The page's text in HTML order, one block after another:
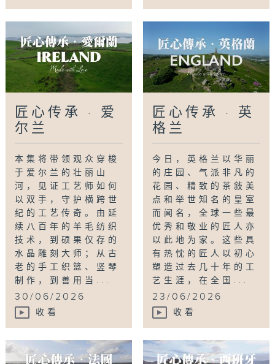
匠心传承 · 爱
尔兰
本集将带领观众穿梭
于爱尔兰的壮丽山
河，见证工艺师如何
以双手，守护横跨世
纪的工艺传奇。由延
续八百年的羊毛纺织
技术，到硕果仅存的
水晶雕刻大师；从古
老的手工织篮、竖琴
制作，到善用当...
30/06/2026
收看
匠心传承 · 英
格兰
今日，英格兰以华丽
的庄园、气派非凡的
花园、精致的茶敍美
点和举世知名的皇室
而闻名，全球一些最
优秀和敬业的匠人亦
以此地为家。这些具
有热忱的匠人以初心
塑造过去几十年的工
艺生涯，在全国...
23/06/2026
收看